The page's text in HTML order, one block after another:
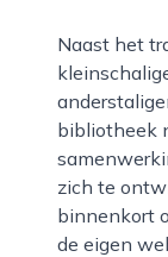
Naast het traditionele uitlenen van boeken organiseert buurtbibliotheek stratum regelmatig
bibliotheek
zich te
binnenkort
de eigen